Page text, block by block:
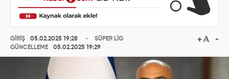
GİRİŞ
05.02.2025 19:28
GÜNCELLEME
05.02.2025 19:29
SÜPER LİG